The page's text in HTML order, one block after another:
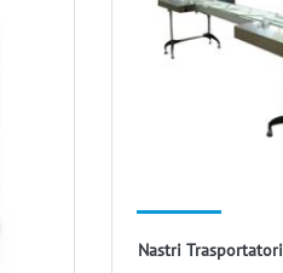
Nastri Trasportatori